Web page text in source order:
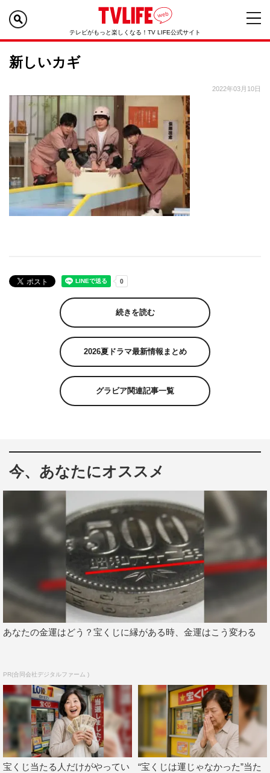
テレビがもっと楽しくなる！TV LIFE公式サイト
新しいカギ
2022年03月10日
続きを読む
2026夏ドラマ最新情報まとめ
グラビア関連記事一覧
今、あなたにオススメ
あなたの金運はどう？宝くじに縁がある時、金運はこう変わる
PR(合同会社デジタルファーム )
宝くじ当たる人だけがやってい
“宝くじは運じゃなかった”当た